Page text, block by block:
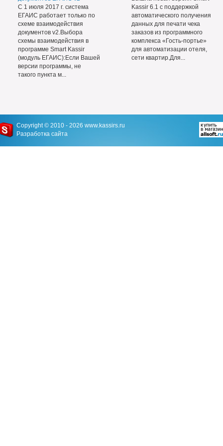
С 1 июля 2017 г. система
ЕГАИС работает только по
схеме взаимодействия
документов v2.Выбора
схемы взаимодействия в
программе Smart Kassir
(модуль ЕГАИС):Если Вашей
версии программы, не
такого пункта м...
Kassir 6.1 с поддержкой
автоматического получения
данных для печати чека
заказов из программного
комплекса «Гость-портье»
для автоматизации отеля,
сети квартир.Для...
Copyright © 2010 - 2026 www.kassirs.ru
Разработка сайта